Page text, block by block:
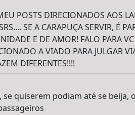
POSTS DIRECIONADOS AOS
SE A CARAPUÇA SERVIR, É
E DE AMOR! FALO PARA
A VIADO PARA JULGAR
DIFERENTES!!!!
quiserem podiam até se